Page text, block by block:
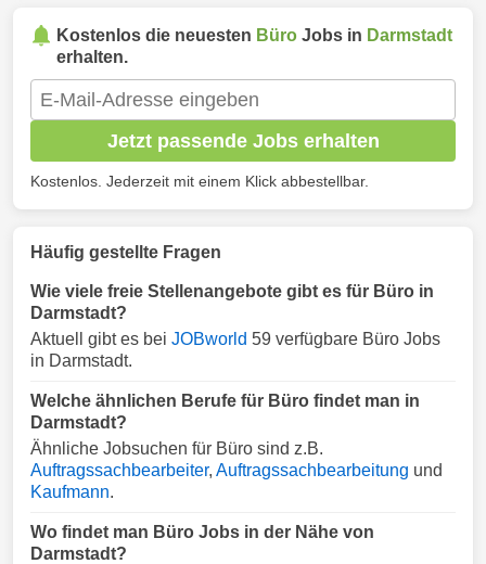
Kostenlos die neuesten Büro Jobs in Darmstadt
erhalten.
Jetzt passende Jobs erhalten
Kostenlos. Jederzeit mit einem Klick abbestellbar.
Häufig gestellte Fragen
Wie viele freie Stellenangebote gibt es für Büro in
Darmstadt?
Aktuell gibt es bei JOBworld 59 verfügbare Büro Jobs
in Darmstadt.
Welche ähnlichen Berufe für Büro findet man in
Darmstadt?
Ähnliche Jobsuchen für Büro sind z.B.
Auftragssachbearbeiter, Auftragssachbearbeitung und
Kaufmann.
Wo findet man Büro Jobs in der Nähe von
Darmstadt?